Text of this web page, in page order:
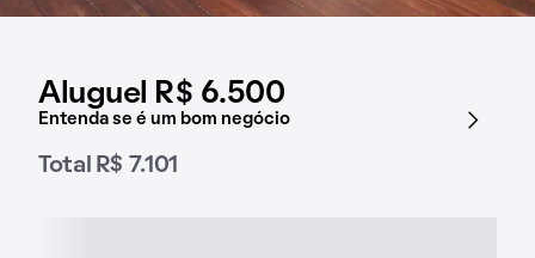
Aluguel R$ 6.500
Entenda se é um bom negócio
Total R$ 7.101